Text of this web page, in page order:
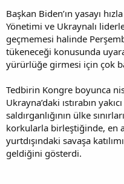
Başkan Biden’ın yasayı
Yönetimi ve Ukraynalı
geçmemesi halinde
tükeneceği konusunda
yürürlüğe girmesi için çok
Tedbirin Kongre boyunca
Ukrayna’daki ıstırabın
saldırganlığının ülke
korkularla birleştiğinde, en
yurtdışındaki savaşa
geldiğini gösterdi.